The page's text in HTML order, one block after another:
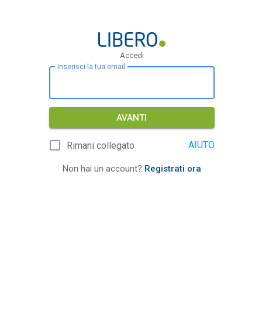
Accedi
Inserisci la tua email
AVANTI
Rimani collegato AIUTO
Non hai un account? Registrati ora